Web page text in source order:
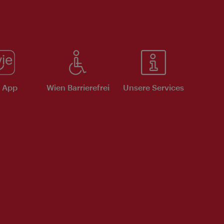
App Wien Barrierefrei Unsere Services